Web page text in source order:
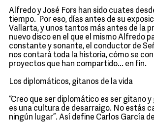
Alfredo y José Fors han sido cuates
tiempo. Por eso, días antes de su
Vallarta, y unos tantos más antes de la
nuevo disco en el que el mismo Alfredo
constante y sonante, el conductor de
nos contará toda la historia, cómo se
proyectos que han compartido... en fin.
Los diplomáticos, gitanos de la vida
“Creo que ser diplomático es ser gitano
es una cultura de desarraigo. No estás
ningún lugar”. Así define Carlos García de